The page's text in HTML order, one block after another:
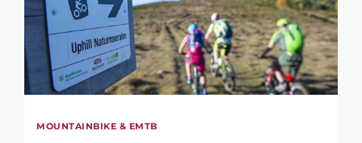
MOUNTAINBIKE & EMTB